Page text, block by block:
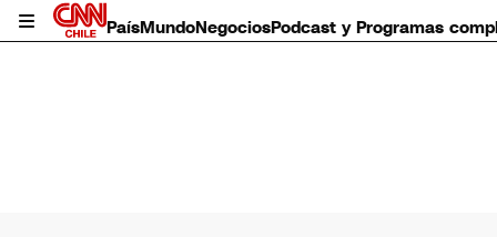
PaísMundoNegociosPodcast y Programas